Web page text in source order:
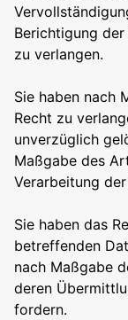
Berichtigung
zu verlangen.
Sie haben nach
Recht zu
unverzüglich
Maßgabe des
Verarbeitung
Sie haben das
betreffenden
nach Maßgabe
deren
fordern.